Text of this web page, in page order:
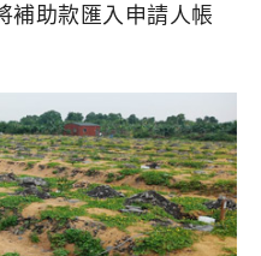
補助款匯入申請人帳